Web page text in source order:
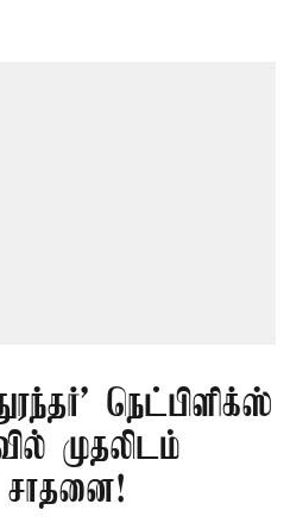
நெட்பிளிக்ஸ்
முதலிடம்
சாதனை!